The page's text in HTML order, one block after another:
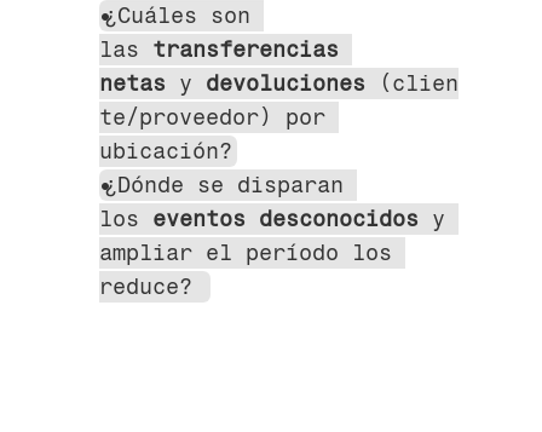
¿Cuáles son
las transferencias
netas y devoluciones (clien
te/proveedor) por
ubicación?
¿Dónde se disparan
los eventos desconocidos y
ampliar el período los
reduce?